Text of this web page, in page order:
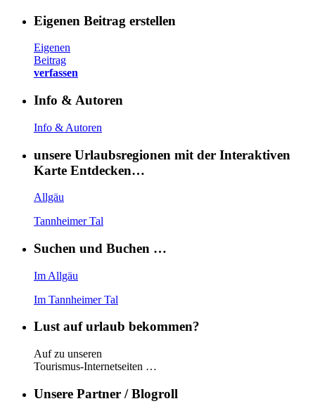
Eigenen Beitrag erstellen
Eigenen
Beitrag
verfassen
Info & Autoren
Info & Autoren
unsere Urlaubsregionen mit der Interaktiven
Karte Entdecken…
Allgäu
Tannheimer Tal
Suchen und Buchen …
Im Allgäu
Im Tannheimer Tal
Lust auf urlaub bekommen?
Auf zu unseren
Tourismus-Internetseiten …
Unsere Partner / Blogroll